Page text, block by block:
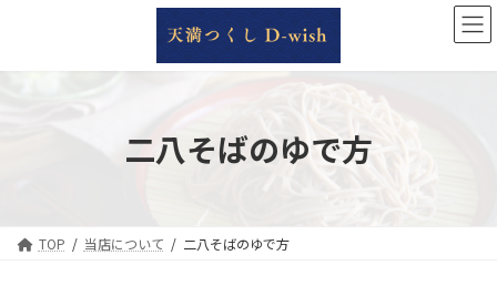
ン
ー
二八そばのゆで方
TOP 当店について 二八そばのゆで方